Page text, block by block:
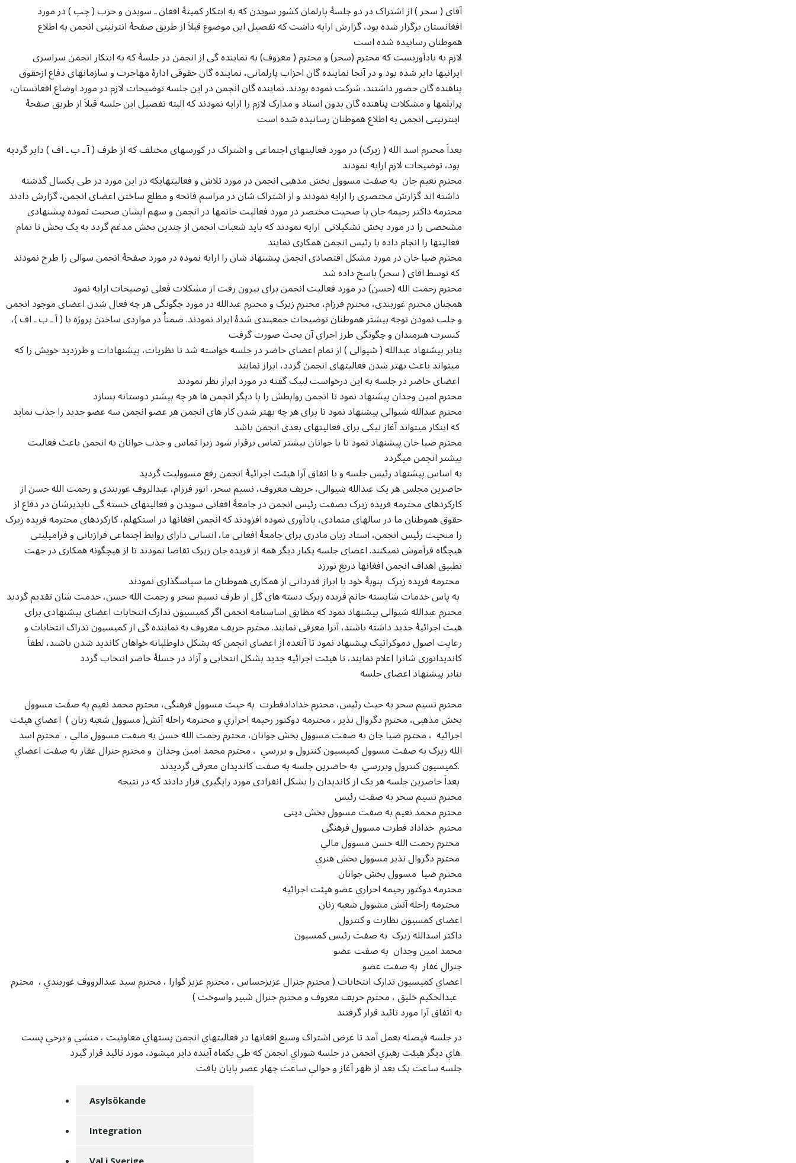
آقای ( سحر ) از اشتراک در دو جلسۀ پارلمان کشور سویدن که به ابتکار کمیتۀ افغان ـ سویدن و حزب ( چپ ) در مورد
افغانستان برگزار شده بود، گزارش ارایه داشت که تفصیل این موضوع قبلاَ از طریق صفحۀ انترنیتی انجمن به اطلاع
هموطنان رسانیده شده است
لازم به یادآوریست که محترم (سحر) و محترم ( معروف) به نماینده گی از انجمن در جلسۀ که به ابتکار انجمن سراسری
ایرانیها دایر شده بود و در آنجا نماینده گان احزاب پارلمانی، نماینده گان حقوقی ادارۀ مهاجرت و سازمانهای دفاع ازحقوق
پناهنده گان حضور داشتند، شرکت نموده بودند. نماینده گان انجمن در این جلسه توضیحات لازم در مورد اوضاع افغانستان،
پرابلمها و مشکلات پناهنده گان بدون اسناد و مدارک لازم را ارایه نمودند که البته تفصیل این جلسه قبلاَ از طریق صفحۀ
بعداَ محترم اسد الله ( زیرک) در مورد فعالیتهای اجتماعی و اشتراک در کورسهای مختلف که از طرف ( آ ـ ب ـ اف ) دایر گردیه
محترم نعیم جان به صفت مسوول بخش مذهبی انجمن در مورد تلاش و فعالیتهایکه در این مورد در طی یکسال گذشته
محترمه داکتر رحیمه جان با صحبت مختصر در مورد فعالیت خانمها در انجمن و سهم ایشان صحبت نموده پیشنهادی
مشخصی را در مورد بخش تشکیلاتی ارایه نمودند که باید شعبات انجمن از چندین بخش مدغم گردد به یک بخش تا تمام
محترم ضیا جان در مورد مشکل اقتصادی انجمن پیشنهاد شان را ارایه نموده در مورد صفحۀ انجمن سوالی را طرح نمودند
که توسط اقای ( سحر) پاسخ داده شد
محترم رحمت الله (حسن) در مورد فعالیت انجمن برای بیرون رفت از مشکلات فعلی توضیحات ارایه نمود
همچنان محترم غوربندی، محترم فرزام، محترم زیرک و محترم عبدالله در مورد چگونگی هر چه فعال شدن اعضای موجود انجمن
و جلب نمودن توجه بیشتر هموطنان توضیحات جمعبندی شدۀ ایراد نمودند. ضمناُ در مواردی ساختن پروژه با ( آ ـ ب ـ اف )،
کنسرت هنرمندان و چگونگی طرز اجرای آن بحث صورت گرفت
بنابر پیشنهاد عبدالله ( شیوالی ) از تمام اعضای حاضر در جلسه خواسته شد تا نظریات، پیشنهادات و طرزدید خویش را که
محترم امین وجدان پیشنهاد نمود تا انجمن روابطش را با دیگر انجمن ها هر چه بیشتر دوستانه بسازد
محترم عبدالله شیوالی پیشنهاد نمود تا برای هر چه بهتر شدن کار های انجمن هر عضو انجمن سه عضو جدید را جذب نماید
که اینکار میتواند آغاز نیکی برای فعالیتهای بعدی انجمن باشد
محترم ضیا جان پیشنهاد نمود تا با جوانان بیشتر تماس برقرار شود زیرا تماس و جذب جوانان به انجمن باعث فعالیت
بیشتر انجمن میگردد
به اساس پیشنهاد رئیس جلسه و با اتفاق آرا هیئت اجرائیۀ انجمن رفع مسوولیت گرديد
حاضرین مجلس هر یک عبدالله شیوالی، حریف معروف، نسیم سحر، انور فرزام، عبدالروف غوربندی و رحمت الله حسن از
کارکردهای محترمه فریده زیرک بصفت رئیس انجمن در جامعۀ افغانی سویدن و فعالیتهای خسته گی ناپذیرشان در دفاع از
حقوق هموطنان ما در سالهای متمادی، یادآوری نموده افزودند که انجمن افغانها در استکهلم، کارکردهای محترمه فریده زیرک
را منحیث رئیس انجمن، استاد زبان مادری برای جامعۀ افغانی ما، انسانی دارای روابط اجتماعی فرازبانی و فرامیلیتی
هیچگاه فرآموش نمیکنند. اعضای جلسه یکبار دیگر همه از فریده جان زیرک تقاضا نمودند تا از هیچگونه همکاری در جهت
تطبیق اهداف انجمن افغانها دریغ نورزد
محترم عبدالله شیوالی پیشنهاد نمود که مطابق اساسنامه انجمن اگر کمیسیون تدارک انتخابات اعضای پیشنهادی برای
هیت اجرائیۀ جدید داشته باشند، آنرا معرفی نمایند. محترم حریف معروف به نماینده گی از کمیسیون تدراک انتخابات و
رعایت اصول دموکراتیک پیشنهاد نمود تا آنعده از اعضای انجمن که بشکل داوطلبانه خواهان کاندید شدن باشند، لطفاَ
کاندیداتوری شانرا اعلام نمایند، تا هیئت اجرائیه جدید بشکل انتخابی و آزاد در جسلۀ حاضر انتخاب گردد
بنابر پیشنهاد اعضای جلسه
محترم نسیم سحر به حیث رئیس، محترم خدادادفطرت به حیث مسوول فرهنگی، محترم محمد نعیم به صفت مسوول
بخش مذهبی، محترم دگروال نذیر ، محترمه دوکتور رحيمه احراري و محترمه راحله آتش( مسوول شعبه زنان ) اعضاي هيئت
اجرائيه ، محترم ضیا جان به صفت مسوول بخش جوانان، محترم رحمت الله حسن به صفت مسوول مالي ، محترم اسد
الله زیرک به صفت مسوول کميسيون کنترول و بررسي ، محترم محمد امین وجدان و محترم جنرال غفار به صفت اعضاي
کميسيون کنترول وبررسي به حاضرین جلسه به صفت کاندیدان معرفی گردیدند.
محترم نسیم سحر به صفت رئیس
محترم محمد نعیم به صفت مسوول بخش دینی
محترم خداداد فطرت مسوول فرهنگی
محترم ضیا مسوول بخش جوانان
محترمه دوکتور رحيمه احراري عضو هيئت اجرائيه
اعضای کمسیون نظارت و کنترول
داکتر اسدالله زیرک به صفت رئیس کمسیون
محمد امین وجدان به صفت عضو
جنرال غفار به صفت عضو
اعضاي کميسيون تدارک انتخابات ( محترم جنرال عزيزحساس ، محترم عزيز گوارا ، محترم سيد عبدالرووف غوربندي ، محترم
به اتفاق آرا مورد تائید قرار گرفتند
هاي ديگر هيئت رهبري انجمن در جلسه شوراي انجمن که طي يکماه آينده داير ميشود، مورد تائيد قرار گيرد.
جلسه ساعت يک بعد از ظهر آغاز و حوالي ساعت چهار عصر پايان يافت
Asylsökande
Integration
Val i Sverige